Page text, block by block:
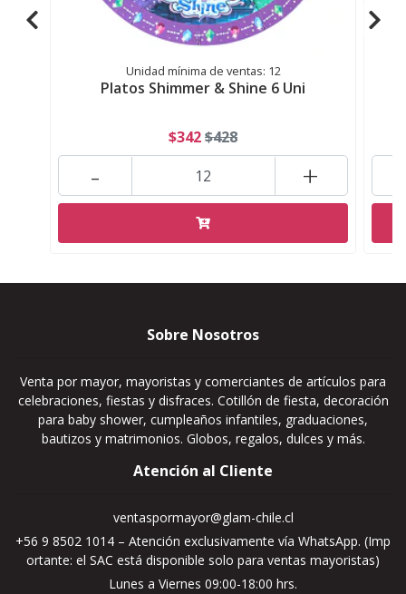
Unidad mínima de ventas: 12
Platos Shimmer & Shine 6 Uni
$342$428
+
-
Sobre Nosotros
Venta por mayor, mayoristas y comerciantes de artículos para
celebraciones, fiestas y disfraces. Cotillón de fiesta, decoración
para baby shower, cumpleaños infantiles, graduaciones,
bautizos y matrimonios. Globos, regalos, dulces y más.
Atención al Cliente
ventaspormayor@glam-chile.cl
+56 9 8502 1014 – Atención exclusivamente vía WhatsApp. (Imp
ortante: el SAC está disponible solo para ventas mayoristas)
Lunes a Viernes 09:00-18:00 hrs.